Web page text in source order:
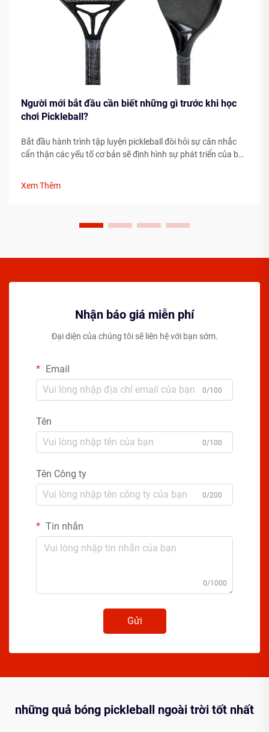
Người mới bắt đầu cần biết những gì trước khi học
chơi Pickleball?
Bắt đầu hành trình tập luyện pickleball đòi hỏi sự cân nhắc
cẩn thận các yếu tố cơ bản sẽ định hình sự phát triển của bạn
Xem Thêm
Nhận báo giá miễn phí
Đại diện của chúng tôi sẽ liên hệ với bạn sớm.
Email
0/100
Tên
0/100
Tên Công ty
0/200
Tin nhắn
0/1000
Gửi
những quả bóng pickleball ngoài trời tốt nhất